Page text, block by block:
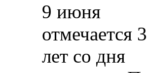
9 июня
отмечается
лет со дня